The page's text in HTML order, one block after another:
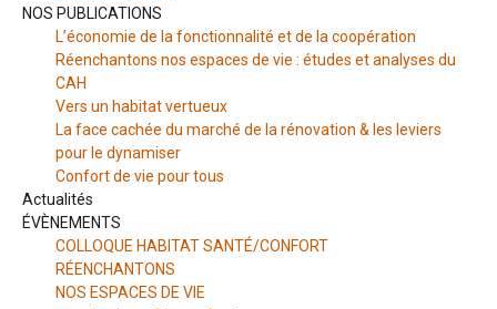
NOS PUBLICATIONS
L’économie de la fonctionnalité et de la coopération
Réenchantons nos espaces de vie : études et analyses du
CAH
Vers un habitat vertueux
La face cachée du marché de la rénovation & les leviers
pour le dynamiser
Confort de vie pour tous
Actualités
ÉVÈNEMENTS
COLLOQUE HABITAT SANTÉ/CONFORT
RÉENCHANTONS
NOS ESPACES DE VIE